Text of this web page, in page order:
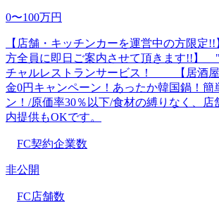
0〜100万円
【店舗・キッチンカーを運営中の方限
方全員に即日ご案内させて頂きます!!】
チャルレストランサービス！ 【居酒屋
金0円キャンペーン！あったか韓国鍋！簡
ン！/原価率30％以下/食材の縛りなく、店
内提供もOKです。
FC契約企業数
非公開
FC店舗数